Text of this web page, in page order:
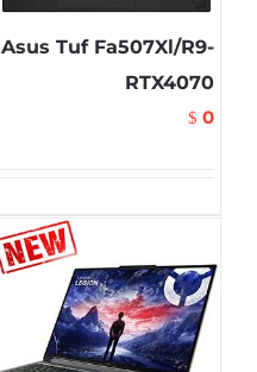
Asus Tuf Fa507Xl/R9-
RTX4070
$ 0